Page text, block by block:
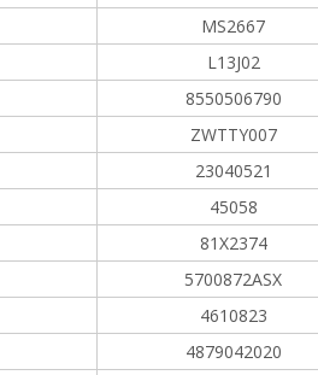
MS2667
L13J02
8550506790
ZWTTY007
23040521
45058
81X2374
5700872ASX
4610823
4879042020